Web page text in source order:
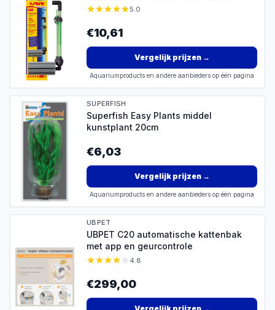
5.0
€10,61
Vergelijk prijzen→
Aquariumproducts en andere aanbieders op één pagina
SUPERFISH
Superfish Easy Plants middel
kunstplant 20cm
€6,03
Vergelijk prijzen→
Aquariumproducts en andere aanbieders op één pagina
UBPET
UBPET C20 automatische kattenbak
met app en geurcontrole
4.8
€299,00